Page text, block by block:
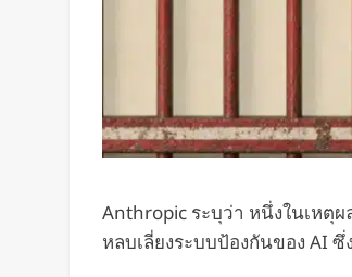
Anthropic ระบุว่า หนึ่งในเหตุ
หลบเลี่ยงระบบป้องกันของ AI